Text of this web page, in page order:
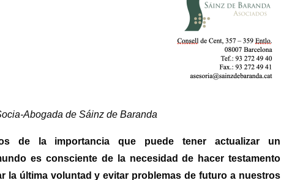
Abogada de Sáinz de Baranda
de la importancia que puede tener actualizar un
es consciente de la necesidad de hacer testamento
la última voluntad y evitar problemas de futuro a nuestros